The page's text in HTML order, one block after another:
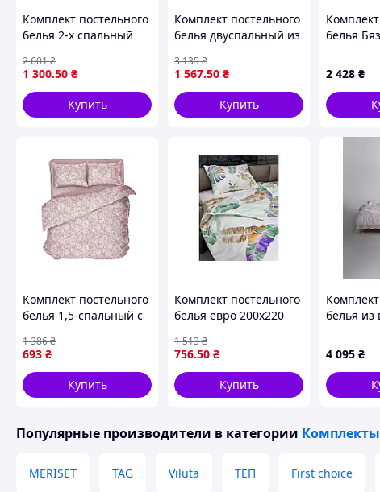
Высокая износостойкость, долговечность и
яркость. Низкий уровень смятия, часто совсем не
при длительном использовании. Гигиеничность и
РЕКОМЕНДАЦИИ
Комплект постельного
белья 2-х спальный
хлопка для
комфортного сна и
отдыха
1 300.50 ₴
2 601₴
Купить
Комплект постельного
белья двуспальный из
сна с наволочками
50х70
1 567.50 ₴
3 135₴
Купить
белья
(LLT-
2 428 ₴
Комплект постельного
белья 1,5-спальный с
спальни из
микрофибры
PROVANCE coral ТМ
DAISY
693 ₴
1 386₴
Купить
Комплект постельного
белья евро 200х220
для комфортного сна и
стильного интерьера
756.50 ₴
1 513₴
Купить
белья из
VLeila
4 095 ₴
Популярные производители в категории Комплекты
MERISET TAG Viluta ТЕП First choice